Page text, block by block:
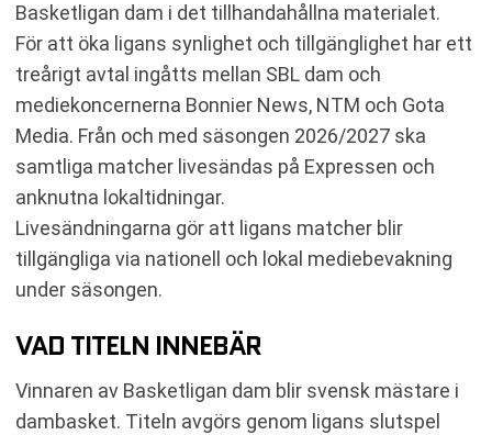
Basketligan dam i det tillhandahållna materialet.
För att öka ligans synlighet och tillgänglighet har ett
treårigt avtal ingåtts mellan SBL dam och
mediekoncernerna Bonnier News, NTM och Gota
Media. Från och med säsongen 2026/2027 ska
samtliga matcher livesändas på Expressen och
anknutna lokaltidningar.
Livesändningarna gör att ligans matcher blir
tillgängliga via nationell och lokal mediebevakning
under säsongen.
VAD TITELN INNEBÄR
Vinnaren av Basketligan dam blir svensk mästare i
dambasket. Titeln avgörs genom ligans slutspel